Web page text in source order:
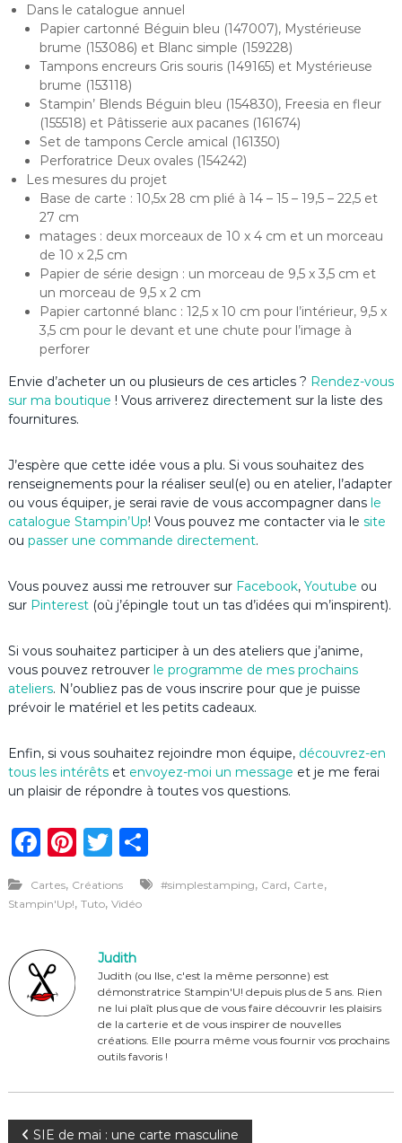
Dans le catalogue annuel
Papier cartonné Béguin bleu (147007), Mystérieuse
brume (153086) et Blanc simple (159228)
Tampons encreurs Gris souris (149165) et Mystérieuse
brume (153118)
Stampin’ Blends Béguin bleu (154830), Freesia en fleur
(155518) et Pâtisserie aux pacanes (161674)
Set de tampons Cercle amical (161350)
Perforatrice Deux ovales (154242)
Les mesures du projet
Base de carte : 10,5x 28 cm plié à 14 – 15 – 19,5 – 22,5 et
27 cm
matages : deux morceaux de 10 x 4 cm et un morceau
de 10 x 2,5 cm
Papier de série design : un morceau de 9,5 x 3,5 cm et
un morceau de 9,5 x 2 cm
Papier cartonné blanc : 12,5 x 10 cm pour l’intérieur, 9,5 x
3,5 cm pour le devant et une chute pour l’image à
perforer
Envie d’acheter un ou plusieurs de ces articles ? Rendez-vous
sur ma boutique ! Vous arriverez directement sur la liste des
fournitures.
J’espère que cette idée vous a plu. Si vous souhaitez des
renseignements pour la réaliser seul(e) ou en atelier, l’adapter
ou vous équiper, je serai ravie de vous accompagner dans le
catalogue Stampin’Up! Vous pouvez me contacter via le site
ou passer une commande directement.
Vous pouvez aussi me retrouver sur Facebook, Youtube ou
sur Pinterest (où j’épingle tout un tas d’idées qui m’inspirent).
Si vous souhaitez participer à un des ateliers que j’anime,
vous pouvez retrouverle programme de mes prochains
ateliers. N’oubliez pas de vous inscrire pour que je puisse
prévoir le matériel et les petits cadeaux.
Enfin, si vous souhaitez rejoindre mon équipe, découvrez-en
tous les intérêtset envoyez-moi un message et je me ferai
un plaisir de répondre à toutes vos questions.
F
c
b
o
o
Pi
te
st
T
it
r
P
ar
ta
Cartes, Créations #simplestamping, Card, Carte,
Stampin'Up!, Tuto, Vidéo
Judith
Judith (ou Ilse, c'est la même personne) est
démonstratrice Stampin'U! depuis plus de 5 ans. Rien
ne lui plaît plus que de vous faire découvrir les plaisirs
de la carterie et de vous inspirer de nouvelles
créations. Elle pourra même vous fournir vos prochains
outils favoris !
SIE de mai : une carte masculine